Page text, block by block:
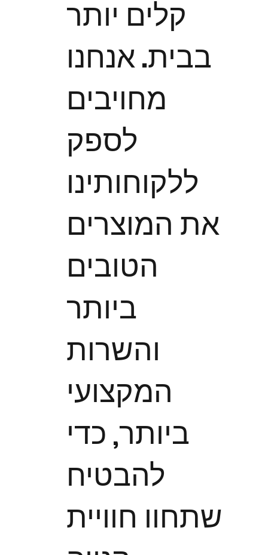
קלים יותר
בבית. אנחנו
מחויבים
לספק
ללקוחותינו
את המוצרים
הטובים
ביותר
והשרות
המקצועי
ביותר, כדי
להבטיח
שתחוו חוויית